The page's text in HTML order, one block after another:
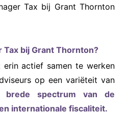
Tax bij Grant Thornton
Tax bij Grant Thornton?
actief samen te werken
op een variëteit van
brede spectrum van de
internationale fiscaliteit.